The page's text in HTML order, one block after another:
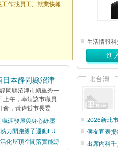
工作找員工、就業快報
日本靜岡縣沼津
靜岡縣沼津市頼重秀一
上午，率領該市職員
會，黃偉哲市長委..
涯發展與身心紓壓
力開跑親子運動FU
化屋頂空間落實能源
生活情報科
進
北台灣
2026新北
侯友宜表揚
出席內科